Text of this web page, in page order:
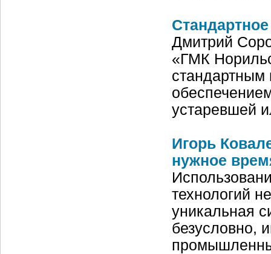
Дмитрий
«ГМК
устаревшей
Игорь
нужное
технологий
уникальная
безусловно,